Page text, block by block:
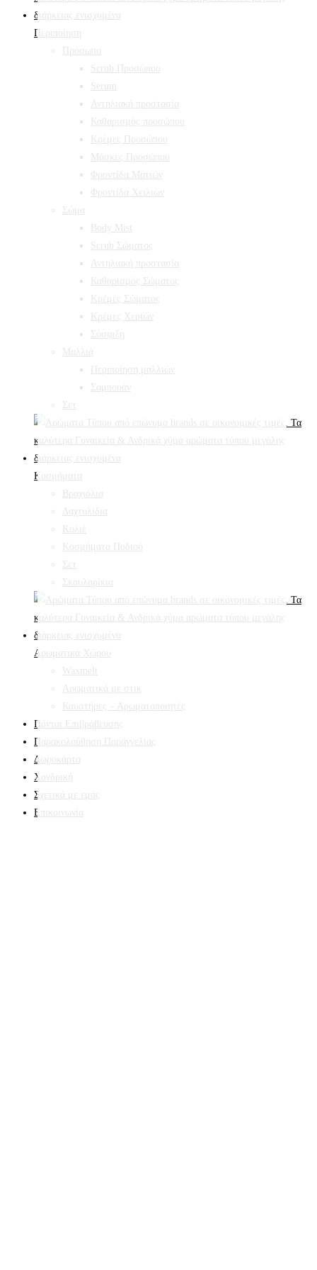
Περιποίηση
Πρόσωπο
Scrub Προσώπου
Serum
Αντηλιακή προστασία
Καθαρισμός προσώπου
Κρέμες Προσώπου
Μάσκες Προσώπου
Φροντίδα Ματιών
Φροντίδα Χειλιών
Σώμα
Body Mist
Scrub Σώματος
Αντηλιακή προστασία
Καθαρισμός Σώματος
Κρέμες Σώματος
Κρέμες Χεριών
Σύσφιξη
Mαλλιά
Περιποίηση μαλλιών
Σαμπουάν
Σετ
Κοσμήματα
Βραχιόλια
Δαχτυλίδια
Κολιέ
Κοσμήματα Ποδιού
Σετ
Σκουλαρίκια
Αρωματικά Χώρου
Waxmelt
Αρωματικά με στικ
Καυστήρες – Αρωματοποιητές
Πόντοι Επιβράβευσης
Παρακολούθηση Παραγγελίας
Δωροκάρτα
Χονδρική
Σχετικά με εμάς
Επικοινωνία